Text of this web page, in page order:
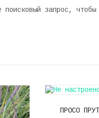
запрос, чтобы
ПРОСО